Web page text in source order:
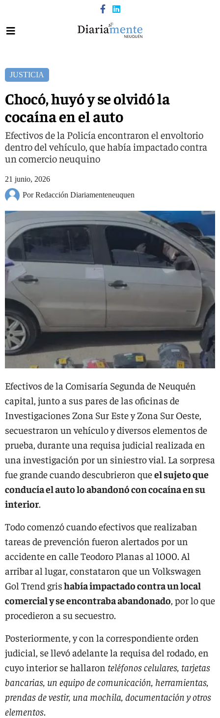
JUSTICIA
Chocó, huyó y se olvidó la
cocaína en el auto
Efectivos de la Policía encontraron el envoltorio
dentro del vehículo, que había impactado contra
un comercio neuquino
21 junio, 2026
Por Redacción Diariamenteneuquen
Efectivos de la Comisaría Segunda de Neuquén
capital, junto a sus pares de las oficinas de
Investigaciones Zona Sur Este y Zona Sur Oeste,
secuestraron un vehículo y diversos elementos de
prueba, durante una requisa judicial realizada en
una investigación por un siniestro vial. La sorpresa
fue grande cuando descubrieron queel sujeto que
conducía el auto lo abandonó con cocaína en su
interior.
Todo comenzó cuando efectivos que realizaban
tareas de prevención fueron alertados por un
accidente en calle Teodoro Planas al 1000. Al
arribar al lugar, constataron que un Volkswagen
Gol Trend grishabía impactado contra un local
comercial y se encontraba abandonado, por lo que
procedieron a su secuestro.
Posteriormente, y con la correspondiente orden
judicial, se llevó adelante la requisa del rodado, en
cuyo interior se hallaron teléfonos celulares, tarjetas
bancarias, un equipo de comunicación, herramientas,
prendas de vestir, una mochila, documentación y otros
elementos.